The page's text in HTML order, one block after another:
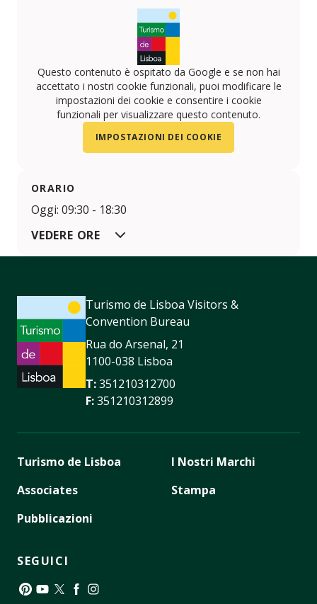
Questo contenuto è ospitato da Google e se non hai
accettato i nostri cookie funzionali, puoi modificare le
impostazioni dei cookie e consentire i cookie
funzionali per visualizzare questo contenuto.
IMPOSTAZIONI DEI COOKIE
ORARIO
Oggi: 09:30 - 18:30
VEDERE ORE
Turismo de Lisboa Visitors &
Convention Bureau
Rua do Arsenal, 21
1100-038 Lisboa
T:351210312700
F:351210312899
Turismo de Lisboa
Associates
Pubblicazioni
I Nostri Marchi
Stampa
SEGUICI